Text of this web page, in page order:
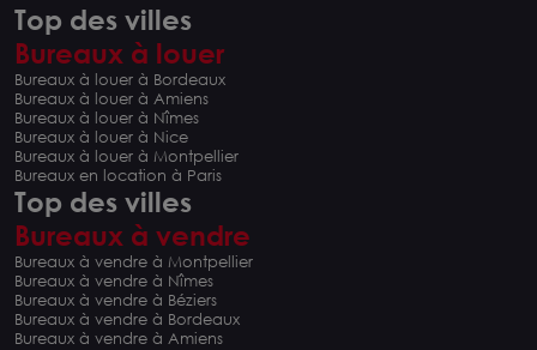
Top des villes
Bureaux à louer
Bureaux à louer à Bordeaux
Bureaux à louer à Amiens
Bureaux à louer à Nîmes
Bureaux à louer à Nice
Bureaux à louer à Montpellier
Bureaux en location à Paris
Top des villes
Bureaux à vendre
Bureaux à vendre à Montpellier
Bureaux à vendre à Nîmes
Bureaux à vendre à Béziers
Bureaux à vendre à Bordeaux
Bureaux à vendre à Amiens